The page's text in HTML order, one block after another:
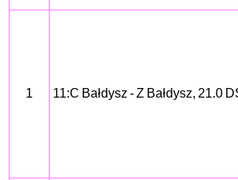
1 11:C Bałdysz - Z Bałdysz, 21.0